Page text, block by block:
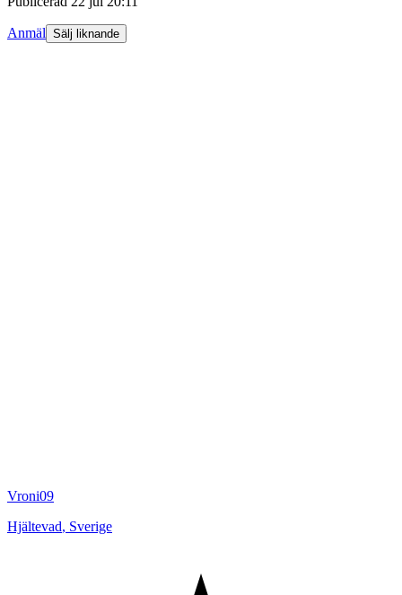
Anmäl Sälj liknande
Vroni09
Hjältevad, Sverige